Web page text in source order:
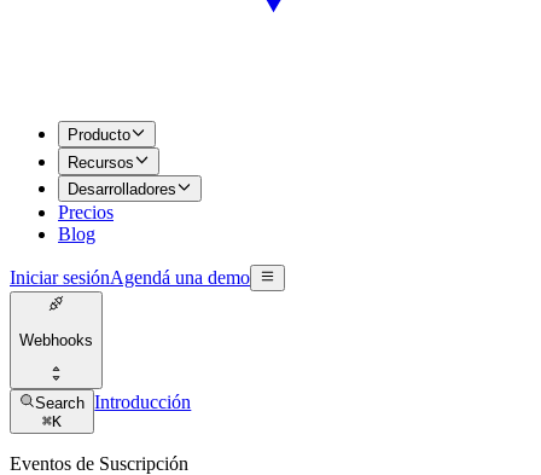
Producto
Recursos
Desarrolladores
Precios
Blog
Iniciar sesiónAgendá una demo
Webhooks
Search
⌘K
Introducción
Eventos de Suscripción